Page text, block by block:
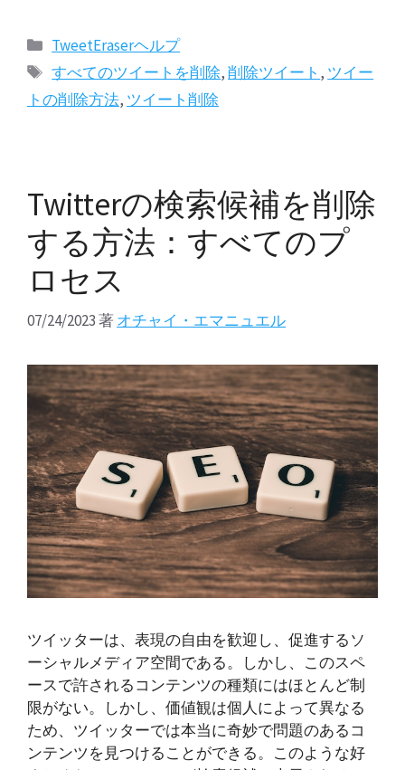
カ
テ
ゴ
リ
TweetEraserヘルプ
タ
グ
すべてのツイートを削除,削除ツイート , ツイー
トの削除方法, ツイート削除
Twitterの検索候補を削除
する方法：すべてのプ
ロセス
07/24/2023著 オチャイ・エマニュエル
ツイッターは、表現の自由を歓迎し、促進するソ
ーシャルメディア空間である。しかし、このスペ
ースで許されるコンテンツの種類にはほとんど制
限がない。しかし、価値観は個人によって異なる
ため、ツイッターでは本当に奇妙で問題のあるコ
ンテンツを見つけることができる。このような好